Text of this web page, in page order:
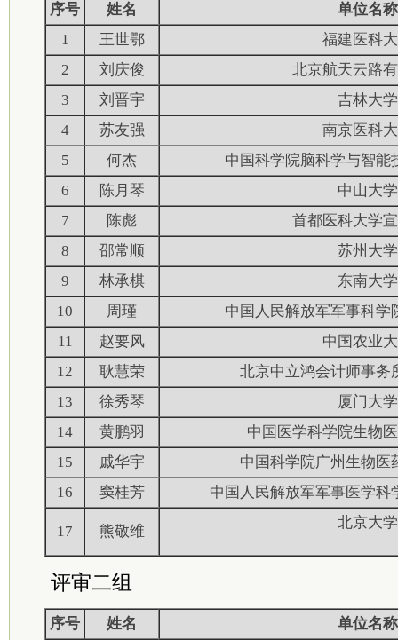
序号 姓名
单位名称
1
王世鄂
福建医科
2
刘庆俊
北京航天云路
3
刘晋宇
吉林大学
4
苏友强
南京医科
5
何杰
中国科学院脑科学与智能
6
陈月琴
中山大学
7
陈彪
首都医科大学
8
邵常顺
苏州大学
9
林承棋
东南大学
10
周瑾
中国人民解放军军事科学
11
赵要风
中国农业
12
耿慧荣
北京中立鸿会计师事务
13
徐秀琴
厦门大学
14
黄鹏羽
中国医学科学院生物
15
戚华宇
中国科学院广州生物医
16
窦桂芳 中国人民解放军军事医学科
17 熊敬维
北京大学
评审二组
序号 姓名
单位名称